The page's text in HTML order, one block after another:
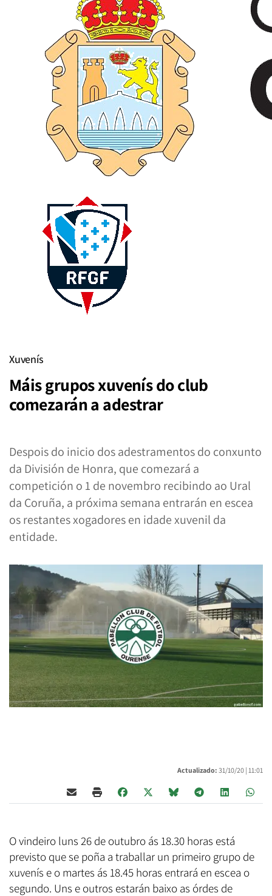
Xuvenís
Máis grupos xuvenís do club
comezarán a adestrar
Despois do inicio dos adestramentos do conxunto
da División de Honra, que comezará a
competición o 1 de novembro recibindo ao Ural
da Coruña, a próxima semana entrarán en escea
os restantes xogadores en idade xuvenil da
entidade.
Actualizado: 31/10/20 | 11:01
O vindeiro luns 26 de outubro ás 18.30 horas está
previsto que se poña a traballar un primeiro grupo de
xuvenís e o martes ás 18.45 horas entrará en escea o
segundo. Uns e outros estarán baixo as órdes de